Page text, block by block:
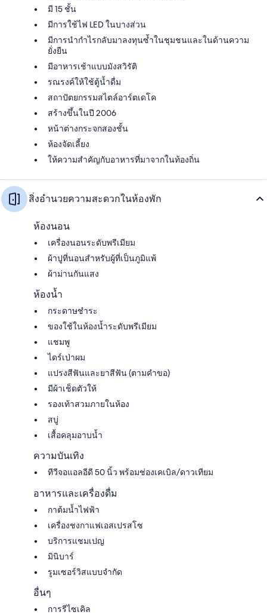
มี 15 ชั้น
มีการใช้ไฟ LED ในบางส่วน
มีการนำกำไรกลับมาลงทุนซ้ำในชุมชนและในด้านความ
ยั่งยืน
มีอาหารเช้าแบบมังสวิรัติ
รณรงค์ให้ใช้ตู้น้ำดื่ม
สถาปัตยกรรมสไตล์อาร์ตเดโค
สร้างขึ้นในปี 2006
หน้าต่างกระจกสองชั้น
ห้องจัดเลี้ยง
ให้ความสำคัญกับอาหารที่มาจากในท้องถิ่น
สิ่งอำนวยความสะดวกในห้องพัก
ห้องนอน
เครื่องนอนระดับพรีเมียม
ผ้าปูที่นอนสำหรับผู้ที่เป็นภูมิแพ้
ผ้าม่านกันแสง
ห้องน้ำ
กระดาษชำระ
ของใช้ในห้องน้ำระดับพรีเมียม
แชมพู
ไดร์เป่าผม
แปรงสีฟันและยาสีฟัน (ตามคำขอ)
มีผ้าเช็ดตัวให้
รองเท้าสวมภายในห้อง
สบู่
เสื้อคลุมอาบน้ำ
ความบันเทิง
ทีวีจอแอลอีดี 50 นิ้ว พร้อมช่องเคเบิล/ดาวเทียม
อาหารและเครื่องดื่ม
กาต้มน้ำไฟฟ้า
เครื่องชงกาแฟเอสเปรสโซ
บริการแชมเปญ
มินิบาร์
รูมเซอร์วิสแบบจำกัด
อื่นๆ
การรีไซเคิล